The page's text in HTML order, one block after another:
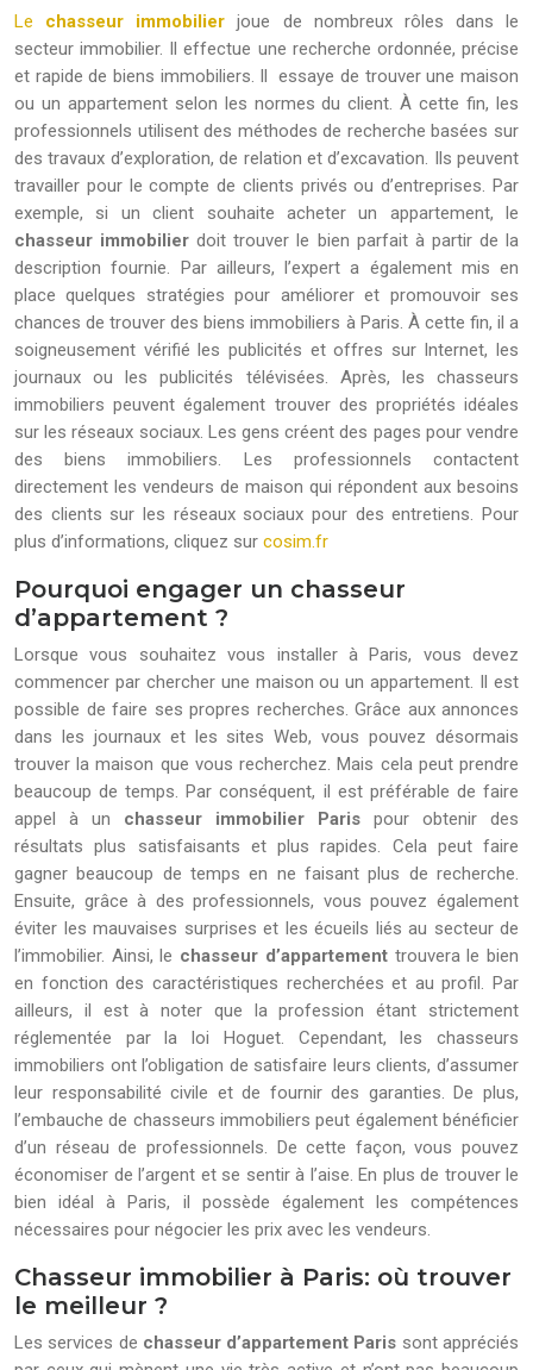
Le chasseur immobilier joue de nombreux rôles dans le
secteur immobilier. Il effectue une recherche ordonnée, précise
et rapide de biens immobiliers. Il essaye de trouver une maison
ou un appartement selon les normes du client. À cette fin, les
professionnels utilisent des méthodes de recherche basées sur
des travaux d’exploration, de relation et d’excavation. Ils peuvent
travailler pour le compte de clients privés ou d’entreprises. Par
exemple, si un client souhaite acheter un appartement, le
chasseur immobilier doit trouver le bien parfait à partir de la
description fournie. Par ailleurs, l’expert a également mis en
place quelques stratégies pour améliorer et promouvoir ses
chances de trouver des biens immobiliers à Paris. À cette fin, il a
soigneusement vérifié les publicités et offres sur Internet, les
journaux ou les publicités télévisées. Après, les chasseurs
immobiliers peuvent également trouver des propriétés idéales
sur les réseaux sociaux. Les gens créent des pages pour vendre
des biens immobiliers. Les professionnels contactent
directement les vendeurs de maison qui répondent aux besoins
des clients sur les réseaux sociaux pour des entretiens. Pour
plus d’informations, cliquez sur cosim.fr
Pourquoi engager un chasseur
d’appartement ?
Lorsque vous souhaitez vous installer à Paris, vous devez
commencer par chercher une maison ou un appartement. Il est
possible de faire ses propres recherches. Grâce aux annonces
dans les journaux et les sites Web, vous pouvez désormais
trouver la maison que vous recherchez. Mais cela peut prendre
beaucoup de temps. Par conséquent, il est préférable de faire
appel à un chasseur immobilier Paris pour obtenir des
résultats plus satisfaisants et plus rapides. Cela peut faire
gagner beaucoup de temps en ne faisant plus de recherche.
Ensuite, grâce à des professionnels, vous pouvez également
éviter les mauvaises surprises et les écueils liés au secteur de
l’immobilier. Ainsi, le chasseur d’appartementtrouvera le bien
en fonction des caractéristiques recherchées et au profil. Par
ailleurs, il est à noter que la profession étant strictement
réglementée par la loi Hoguet. Cependant, les chasseurs
immobiliers ont l’obligation de satisfaire leurs clients, d’assumer
leur responsabilité civile et de fournir des garanties. De plus,
l’embauche de chasseurs immobiliers peut également bénéficier
d’un réseau de professionnels. De cette façon, vous pouvez
économiser de l’argent et se sentir à l’aise. En plus de trouver le
bien idéal à Paris, il possède également les compétences
nécessaires pour négocier les prix avec les vendeurs.
Chasseur immobilier à Paris: où trouver
le meilleur ?
Les services de chasseur d’appartement Paris sont appréciés